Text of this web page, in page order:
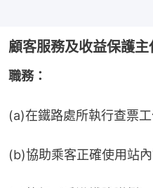
顧客服務及收益保護
職務：
(a)在鐵路處所執行查票
(b)協助乘客正確使用站